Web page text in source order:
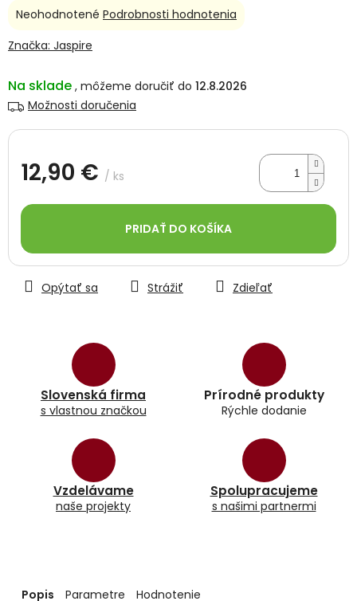
Na sklade
12.8.2026
Možnosti doručenia
12,90 € / ks
cena:
PRIDAŤ DO KOŠÍKA
Slovenská firma
s vlastnou značkou
Prírodné produkty
Rýchle dodanie
Vzdelávame
naše projekty
Spolupracujeme
s našimi partnermi
Opýtať sa Strážiť Zdieľať
Priemerné
produktu
z
5
Neohodnotené Podrobnosti hodnotenia
Značka: Jaspire
Popis Parametre Hodnotenie